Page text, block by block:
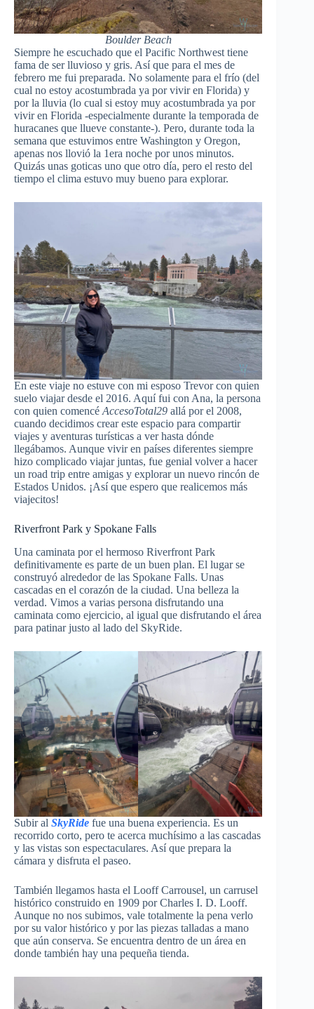
Boulder Beach
Siempre he escuchado que el Pacific Northwest tiene
fama de ser lluvioso y gris. Así que para el mes de
febrero me fui preparada. No solamente para el frío (del
cual no estoy acostumbrada ya por vivir en Florida) y
por la lluvia (lo cual si estoy muy acostumbrada ya por
vivir en Florida -especialmente durante la temporada de
huracanes que llueve constante-). Pero, durante toda la
semana que estuvimos entre Washington y Oregon,
apenas nos llovió la 1era noche por unos minutos.
Quizás unas goticas uno que otro día, pero el resto del
tiempo el clima estuvo muy bueno para explorar.
En este viaje no estuve con mi esposo Trevor con quien
suelo viajar desde el 2016. Aquí fui con Ana, la persona
con quien comencé AccesoTotal29 allá por el 2008,
cuando decidimos crear este espacio para compartir
viajes y aventuras turísticas a ver hasta dónde
llegábamos. Aunque vivir en países diferentes siempre
hizo complicado viajar juntas, fue genial volver a hacer
un road trip entre amigas y explorar un nuevo rincón de
Estados Unidos. ¡Así que espero que realicemos más
viajecitos!
Riverfront Park y Spokane Falls
Una caminata por el hermoso Riverfront Park
definitivamente es parte de un buen plan. El lugar se
construyó alrededor de las Spokane Falls. Unas
cascadas en el corazón de la ciudad. Una belleza la
verdad. Vimos a varias persona disfrutando una
caminata como ejercicio, al igual que disfrutando el área
para patinar justo al lado del SkyRide.
Subir al SkyRide fue una buena experiencia. Es un
recorrido corto, pero te acerca muchísimo a las cascadas
y las vistas son espectaculares. Así que prepara la
cámara y disfruta el paseo.
También llegamos hasta el Looff Carrousel, un carrusel
histórico construido en 1909 por Charles I. D. Looff.
Aunque no nos subimos, vale totalmente la pena verlo
por su valor histórico y por las piezas talladas a mano
que aún conserva. Se encuentra dentro de un área en
donde también hay una pequeña tienda.